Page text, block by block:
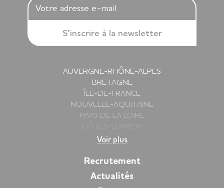
AUVERGNE-RHÔNE-ALPES
BRETAGNE
ÎLE-DE-FRANCE
NOUVELLE-AQUITAINE
PAYS DE LA LOIRE
DEUX-SÈVRES
GIRONDE
HAUTE-SAVOIE
Voir plus
Recrutement
Actualités